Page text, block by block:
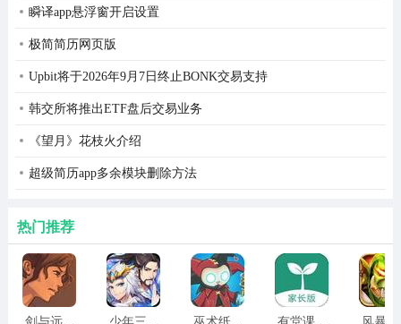
卷起袖子，重新投入工作了。
瞬译app悬浮窗开启设置
极简简历网页版
Upbit将于2026年9月7日终止BONK交易支持
韩交所将推出ETF盘后交易业务
《望月》花枝火介绍
超级简历app多余模块删除方法
热门推荐
剑与远行人全角色版 vv1.14 少年三国志2无限元宝版最新版 vv5.3.9 巫术纸牌游戏 vv1.1.14 有堂课 v1.2.2